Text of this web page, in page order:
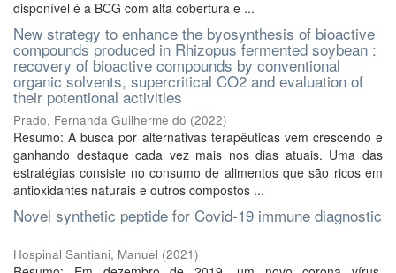
disponível é a BCG com alta cobertura e ...
New strategy to enhance the byosynthesis of bioactive
compounds produced in Rhizopus fermented soybean :
recovery of bioactive compounds by conventional
organic solvents, supercritical CO2 and evaluation of
their potentional activities
Prado, Fernanda Guilherme do (2022)
Resumo: A busca por alternativas terapêuticas vem crescendo e
ganhando destaque cada vez mais nos dias atuais. Uma das
estratégias consiste no consumo de alimentos que são ricos em
antioxidantes naturais e outros compostos ...
Novel synthetic peptide for Covid-19 immune diagnostic
Hospinal Santiani, Manuel (2021)